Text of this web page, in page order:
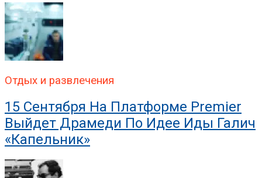
Отдых и развлечения
15 Сентября На Платформе Premier
Выйдет Драмеди По Идее Иды Галич
«Капельник»